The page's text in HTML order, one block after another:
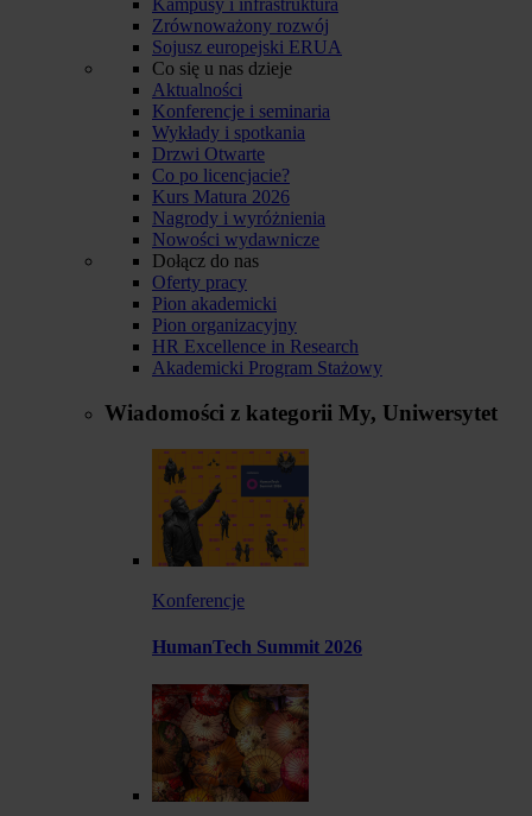
Zrównoważony rozwój
Sojusz europejski ERUA
Co się u nas dzieje
Aktualności
Konferencje i seminaria
Wykłady i spotkania
Drzwi Otwarte
Co po licencjacie?
Kurs Matura 2026
Nagrody i wyróżnienia
Nowości wydawnicze
Dołącz do nas
Oferty pracy
Pion akademicki
Pion organizacyjny
HR Excellence in Research
Akademicki Program Stażowy
Wiadomości z kategorii My, Uniwersytet
Konferencje
HumanTech Summit 2026